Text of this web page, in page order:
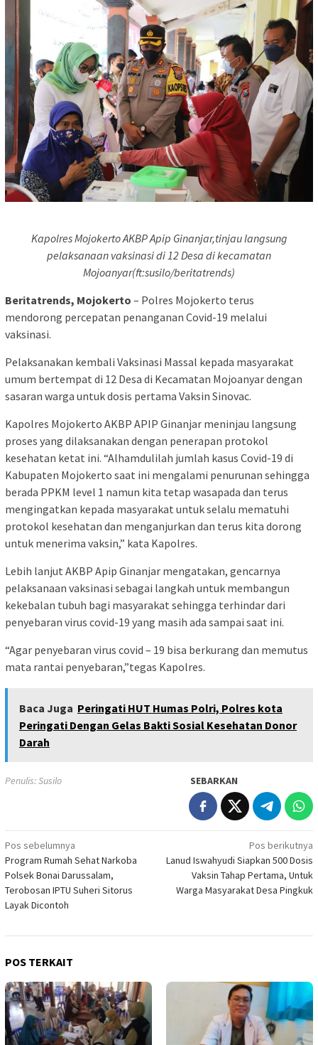
Kapolres Mojokerto AKBP Apip Ginanjar,tinjau langsung
pelaksanaan vaksinasi di 12 Desa di kecamatan
Mojoanyar(ft:susilo/beritatrends)
Beritatrends, Mojokerto – Polres Mojokerto terus
mendorong percepatan penanganan Covid-19 melalui
vaksinasi.
Pelaksanakan kembali Vaksinasi Massal kepada masyarakat
umum bertempat di 12 Desa di Kecamatan Mojoanyar dengan
sasaran warga untuk dosis pertama Vaksin Sinovac.
Kapolres Mojokerto AKBP APIP Ginanjar meninjau langsung
proses yang dilaksanakan dengan penerapan protokol
kesehatan ketat ini. “Alhamdulilah jumlah kasus Covid-19 di
Kabupaten Mojokerto saat ini mengalami penurunan sehingga
berada PPKM level 1 namun kita tetap wasapada dan terus
mengingatkan kepada masyarakat untuk selalu mematuhi
protokol kesehatan dan menganjurkan dan terus kita dorong
untuk menerima vaksin,” kata Kapolres.
Lebih lanjut AKBP Apip Ginanjar mengatakan, gencarnya
pelaksanaan vaksinasi sebagai langkah untuk membangun
kekebalan tubuh bagi masyarakat sehingga terhindar dari
penyebaran virus covid-19 yang masih ada sampai saat ini.
“Agar penyebaran virus covid – 19 bisa berkurang dan memutus
mata rantai penyebaran,”tegas Kapolres.
Baca Juga Peringati HUT Humas Polri, Polres kota
Peringati Dengan Gelas Bakti Sosial Kesehatan Donor
Darah
Penulis: Susilo SEBARKAN
Navigasi
pos
Pos sebelumnya
Program Rumah Sehat Narkoba
Polsek Bonai Darussalam,
Terobosan IPTU Suheri Sitorus
Layak Dicontoh
Pos berikutnya
Lanud Iswahyudi Siapkan 500 Dosis
Vaksin Tahap Pertama, Untuk
Warga Masyarakat Desa Pingkuk
POS TERKAIT